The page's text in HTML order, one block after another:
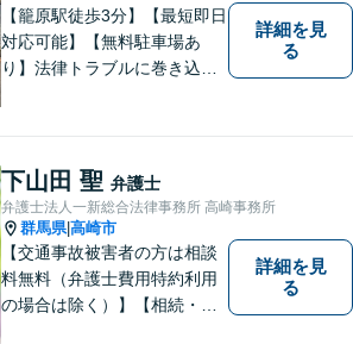
【籠原駅徒歩3分】【最短即日
対応可能】【無料駐車場あ
り】法律トラブルに巻き込ま
解決の鍵です。お困りごとが
ございましたら、お気軽にご
相談ください。
詳細を見
る
下山田 聖 弁護士
弁護士法人一新総合法律事務所 高崎事務所
群馬県|高崎市
【交通事故被害者の方は相談
料無料（弁護士費用特約利用
の場合は除く）】【相続・債
詳細を見
る